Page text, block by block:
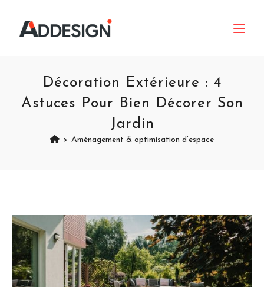
Décoration Extérieure : 4
Astuces Pour Bien Décorer Son
Jardin
> Aménagement & optimisation d’espace